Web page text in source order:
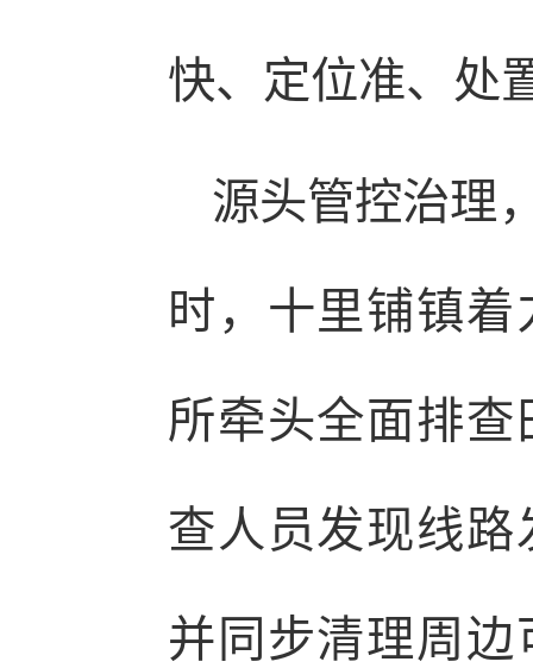
快、定位准、处
源头管控治理
时，十里铺镇
所牵头全面排
查人员发现线
并同步清理周